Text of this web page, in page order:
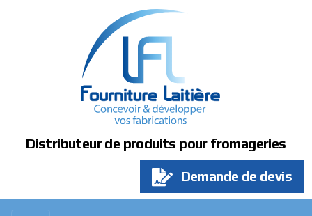
Distributeur de produits pour fromageries
Demande de devis
Panneau de gestion des cookies